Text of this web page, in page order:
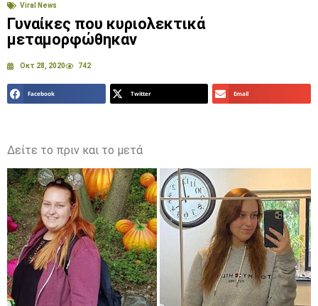
Viral News
Γυναίκες που κυριολεκτικά
μεταμορφώθηκαν
Οκτ 28, 2020 742
Facebook Twitter Email
Δείτε το πριν και το μετά